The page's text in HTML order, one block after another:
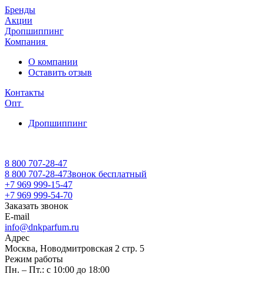
Бренды
Акции
Дропшиппинг
Компания
О компании
Оставить отзыв
Контакты
Опт
Дропшиппинг
8 800 707-28-47
8 800 707-28-47Звонок бесплатный
+7 969 999-15-47
+7 969 999-54-70
Заказать звонок
E-mail
info@dnkparfum.ru
Адрес
Москва, Новодмитровская 2 стр. 5
Режим работы
Пн. – Пт.: с 10:00 до 18:00